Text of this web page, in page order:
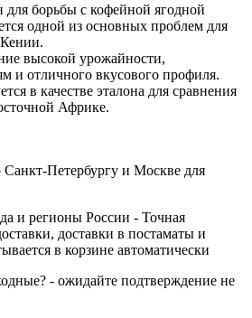
для борьбы с кофейной ягодной
одной из основных проблем для
высокой урожайности,
и отличного вкусового профиля.
в качестве эталона для сравнения
Африке.
Санкт-Петербургу и Москве для
и регионы России - Точная
доставки в постаматы и
в корзине автоматически
- ожидайте подтверждение не